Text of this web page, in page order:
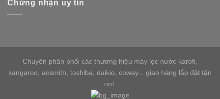
Chứng nhận uy tín
Chuyên phân phối các thương hiệu máy lọc nước karofi,
kangaroo, aosmith, toshiba, daikio, coway... giao hàng lắp đặt tận
nơi.